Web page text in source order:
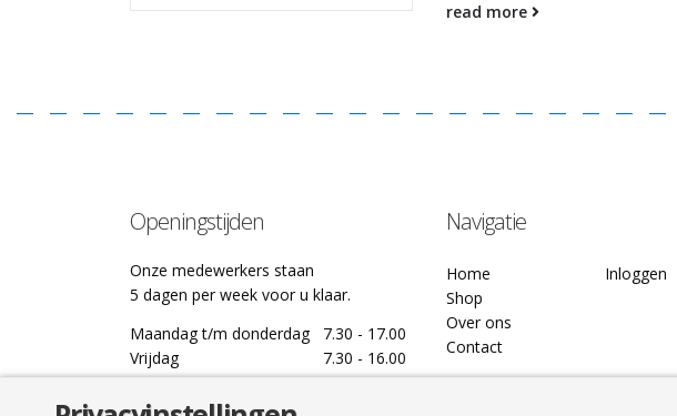
read more
Openingstijden
Onze medewerkers staan
5 dagen per week voor u klaar.
Maandag t/m donderdag
7.30 - 17.00
Vrijdag
7.30 - 16.00
Navigatie
Home
Shop
Over ons
Contact
Inloggen